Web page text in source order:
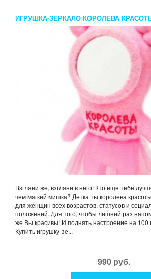
ИГРУШКА-ЗЕРКАЛО КОРОЛЕВА
Взгляни же, взгляни в него! Кто еще тебе
чем мягкий мишка? Детка ты королева
для женщин всех возрастов, статусов и
положений. Для того, чтобы лишний раз
же Вы красивы! И поднять настроение на 100
Купить игрушку-зе...
990 руб.